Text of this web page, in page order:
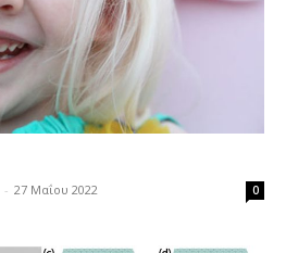
- 27 Μαΐου 2022 0